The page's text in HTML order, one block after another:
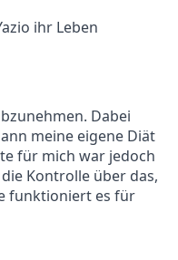
ihr Leben
Dabei
meine eigene Diät
für mich war jedoch
Kontrolle über das,
funktioniert es für